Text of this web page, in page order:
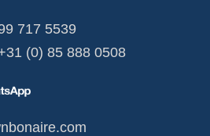
717 5539
(0) 85 888 0508